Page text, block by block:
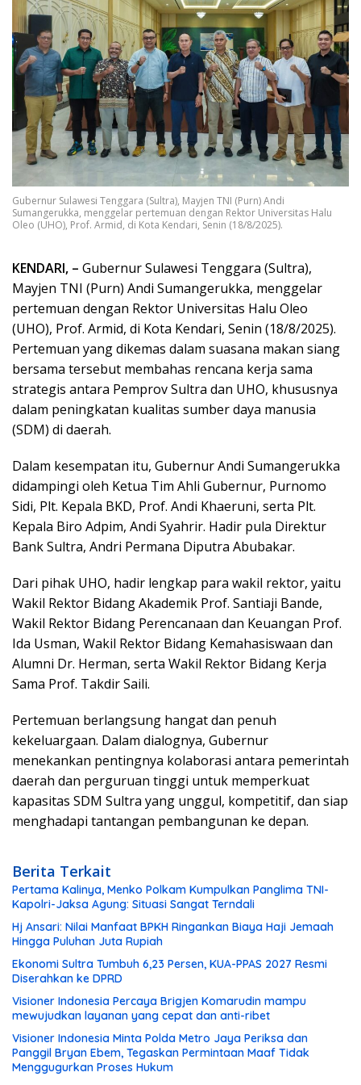
Gubernur Sulawesi Tenggara (Sultra), Mayjen TNI (Purn) Andi
Sumangerukka, menggelar pertemuan dengan Rektor Universitas Halu
Oleo (UHO), Prof. Armid, di Kota Kendari, Senin (18/8/2025).
KENDARI, – Gubernur Sulawesi Tenggara (Sultra),
Mayjen TNI (Purn) Andi Sumangerukka, menggelar
pertemuan dengan Rektor Universitas Halu Oleo
(UHO), Prof. Armid, di Kota Kendari, Senin (18/8/2025).
Pertemuan yang dikemas dalam suasana makan siang
bersama tersebut membahas rencana kerja sama
strategis antara Pemprov Sultra dan UHO, khususnya
dalam peningkatan kualitas sumber daya manusia
(SDM) di daerah.
Dalam kesempatan itu, Gubernur Andi Sumangerukka
didampingi oleh Ketua Tim Ahli Gubernur, Purnomo
Sidi, Plt. Kepala BKD, Prof. Andi Khaeruni, serta Plt.
Kepala Biro Adpim, Andi Syahrir. Hadir pula Direktur
Bank Sultra, Andri Permana Diputra Abubakar.
Dari pihak UHO, hadir lengkap para wakil rektor, yaitu
Wakil Rektor Bidang Akademik Prof. Santiaji Bande,
Wakil Rektor Bidang Perencanaan dan Keuangan Prof.
Ida Usman, Wakil Rektor Bidang Kemahasiswaan dan
Alumni Dr. Herman, serta Wakil Rektor Bidang Kerja
Sama Prof. Takdir Saili.
Pertemuan berlangsung hangat dan penuh
kekeluargaan. Dalam dialognya, Gubernur
menekankan pentingnya kolaborasi antara pemerintah
daerah dan perguruan tinggi untuk memperkuat
kapasitas SDM Sultra yang unggul, kompetitif, dan siap
menghadapi tantangan pembangunan ke depan.
Berita Terkait
Pertama Kalinya, Menko Polkam Kumpulkan Panglima TNI-
Kapolri-Jaksa Agung: Situasi Sangat Terndali
Hj Ansari: Nilai Manfaat BPKH Ringankan Biaya Haji Jemaah
Hingga Puluhan Juta Rupiah
Ekonomi Sultra Tumbuh 6,23 Persen, KUA-PPAS 2027 Resmi
Diserahkan ke DPRD
Visioner Indonesia Percaya Brigjen Komarudin mampu
mewujudkan layanan yang cepat dan anti-ribet
Visioner Indonesia Minta Polda Metro Jaya Periksa dan
Panggil Bryan Ebem, Tegaskan Permintaan Maaf Tidak
Menggugurkan Proses Hukum